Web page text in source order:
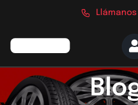
contenido
Llámanos